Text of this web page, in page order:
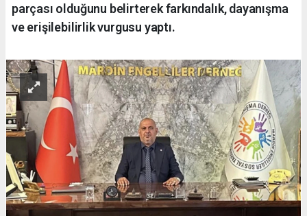
parçası olduğunu belirterek farkındalık, dayanışma
ve erişilebilirlik vurgusu yaptı.